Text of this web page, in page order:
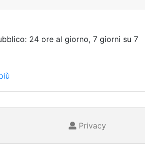
24 ore al giorno, 7 giorni su 7
Privacy